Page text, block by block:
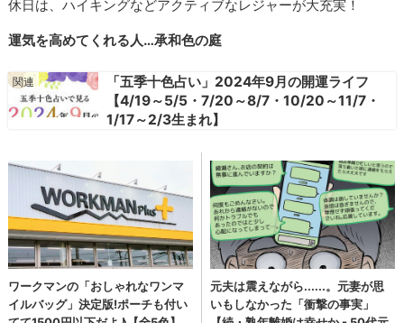
休日は、ハイキングなどアクティブなレジャーが大充実！
運気を高めてくれる人…承和色の庭
「五季十色占い」2024年9月の開運ライフ
【4/19～5/5・7/20～8/7・10/20～11/7・
1/17～2/3生まれ】